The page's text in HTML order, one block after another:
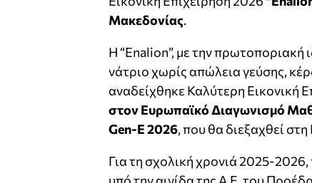
Μακεδονίας.
Η “Enalion”, με την πρωτοποριακή
νάτριο χωρίς απώλεια γεύσης,
αναδείχθηκε Καλύτερη Εικονική
στον Ευρωπαϊκό Διαγωνισμό
Gen-E 2026, που θα διεξαχθεί
Για τη σχολική χρονιά 2025-2026,